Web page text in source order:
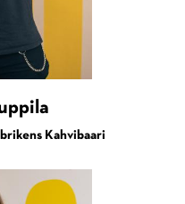
Kahvibaari